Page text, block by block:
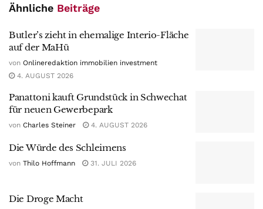
Ähnliche Beiträge
Butler’s zieht in ehemalige Interio-Fläche
auf der MaHü
von Onlineredaktion immobilien investment
4. AUGUST 2026
Panattoni kauft Grundstück in Schwechat
für neuen Gewerbepark
von Charles Steiner 4. AUGUST 2026
Die Würde des Schleimens
von Thilo Hoffmann 31. JULI 2026
Die Droge Macht